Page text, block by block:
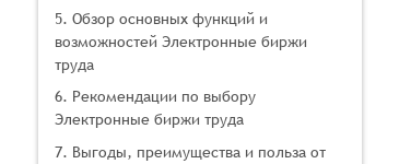
5. Обзор основных функций и
возможностей Электронные биржи
труда
6. Рекомендации по выбору
Электронные биржи труда
7. Выгоды, преимущества и польза от